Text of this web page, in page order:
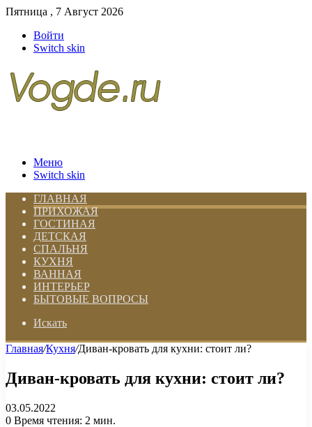
Пятница , 7 Август 2026
Войти
Switch skin
Меню
Switch skin
ГЛАВНАЯ
ПРИХОЖАЯ
ГОСТИНАЯ
ДЕТСКАЯ
СПАЛЬНЯ
КУХНЯ
ВАННАЯ
ИНТЕРЬЕР
БЫТОВЫЕ ВОПРОСЫ
Искать
Главная/Кухня/Диван-кровать для кухни: стоит ли?
Диван-кровать для кухни: стоит ли?
03.05.2022
0 Время чтения: 2 мин.